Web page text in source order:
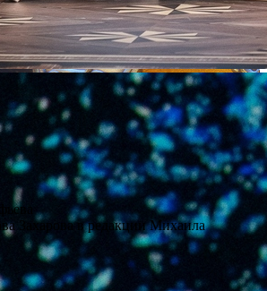
Захарова в редакции Михаила